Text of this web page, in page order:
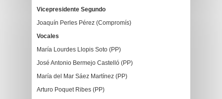
Vicepresidente Segundo
Joaquín Perles Pérez (Compromís)
Vocales
María Lourdes Llopis Soto (PP)
José Antonio Bermejo Castelló (PP)
María del Mar Sáez Martínez (PP)
Arturo Poquet Ribes (PP)